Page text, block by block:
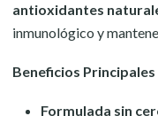
antioxidantes
inmunológico y
Beneficios Principales
Formulada sin